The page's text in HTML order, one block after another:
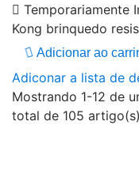
Temporariamente
Kong brinquedo
Adicionar ao
Adiconar a lista de
Mostrando 1-12 de
total de 105 artigo(s)